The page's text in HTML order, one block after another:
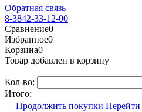
Обратная связь
8-3842-33-12-00
Сравнение0
Избранное0
Корзина0
Товар добавлен в корзину
Кол-во:
Итого:
Продолжить покупки Перейти